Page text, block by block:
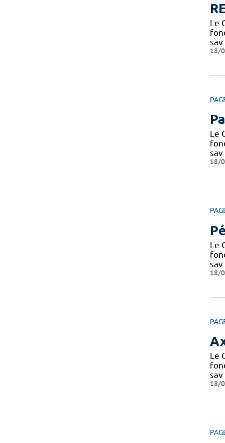
Le
sav
18/
Le
sav
18/
Le
sav
18/
Le
sav
18/